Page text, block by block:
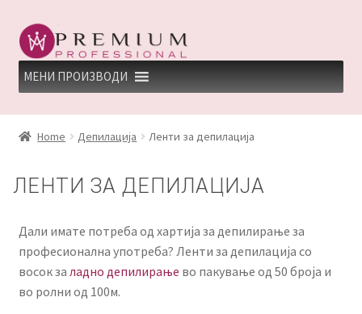
Skip
to
navigation
Skip
to
content
МЕНИ ПРОИЗВОДИ
HOME
REFUND AND RETURNS POLICY
UNDP
ДЕПИЛАЦИЈА
Home Депилација Ленти за депилација
ЛЕНТИ ЗА ДЕПИЛАЦИЈА
Дали имате потреба од хартија за депилирање за
професионална употреба? Ленти за депилација со
восок за ладно депилирање во пакување од 50 броја и
во ролни од 100м.